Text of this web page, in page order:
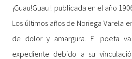
¡Guau!Guau!! publicada en el año
Los últimos años de Noriega Varela
de dolor y amargura. El poeta
expediente debido a su